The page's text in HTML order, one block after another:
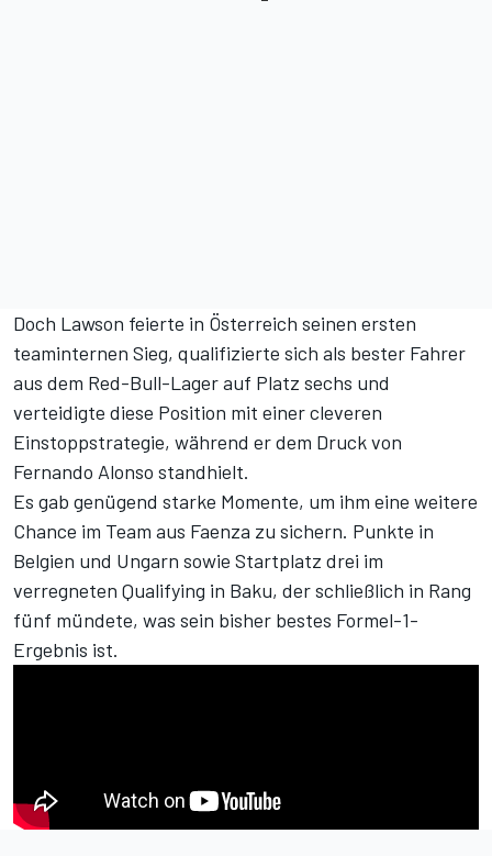
Doch Lawson feierte in Österreich seinen ersten
teaminternen Sieg, qualifizierte sich als bester Fahrer
aus dem Red-Bull-Lager auf Platz sechs und
verteidigte diese Position mit einer cleveren
Einstoppstrategie, während er dem Druck von
Fernando Alonso standhielt.
Es gab genügend starke Momente, um ihm eine weitere
Chance im Team aus Faenza zu sichern. Punkte in
Belgien und Ungarn sowie Startplatz drei im
verregneten Qualifying in Baku, der schließlich in Rang
fünf mündete, was sein bisher bestes Formel-1-
Ergebnis ist.